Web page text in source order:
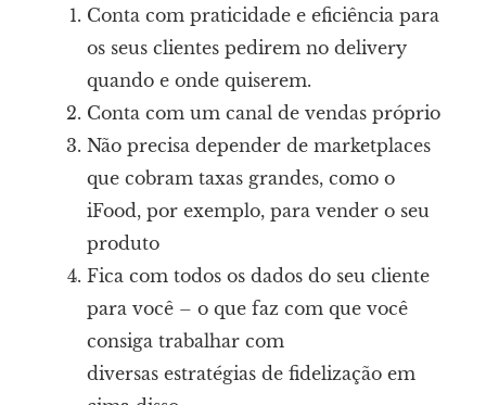
Conta com praticidade e eficiência para
os seus clientes pedirem no delivery
quando e onde quiserem.
Conta com um canal de vendas próprio
Não precisa depender de marketplaces
que cobram taxas grandes, como o
iFood, por exemplo, para vender o seu
produto
Fica com todos os dados do seu cliente
para você – o que faz com que você
consiga trabalhar com
diversas estratégias de fidelização em